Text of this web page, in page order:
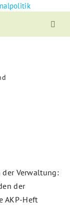
der Verwaltung:
der
AKP-Heft